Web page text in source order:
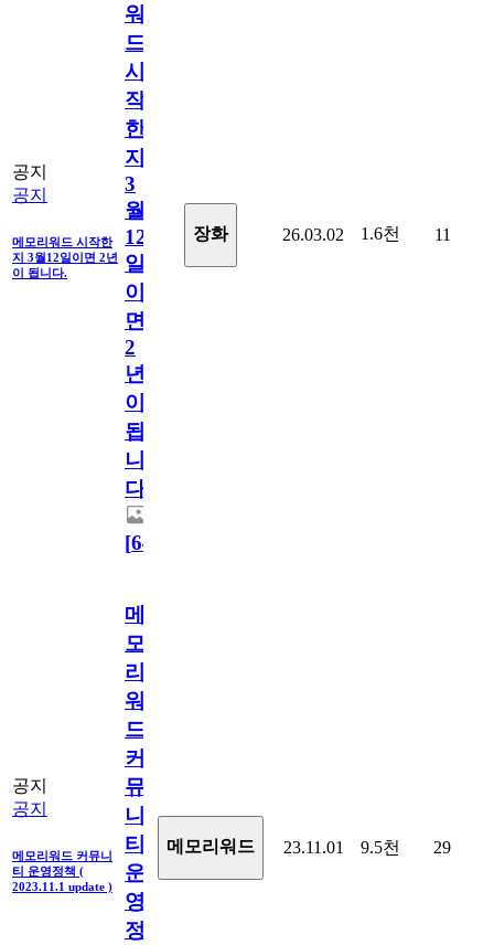
공지
공지
메모리워드 시작한
지 3월12일이면 2년
이 됩니다.
워
드
시
작
한
지
3
월
12
일
이
면
2
년
이
됩
니
다.
[64
장화 26.03.02 1.6천 11
공지
공지
메모리워드 커뮤니
티 운영정책 (
2023.11.1 update )
메
모
리
워
드
커
뮤
니
티
운
영
정
메모리워드 23.11.01 9.5천 29